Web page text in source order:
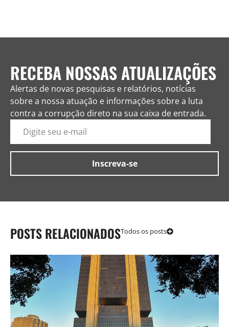
RECEBA NOSSAS ATUALIZAÇÕES
Alertas de novas pesquisas e relatórios, notícias
sobre a nossa atuação e informações sobre a luta
contra a corrupção direto na sua caixa de entrada.
POSTS RELACIONADOSTodos os posts